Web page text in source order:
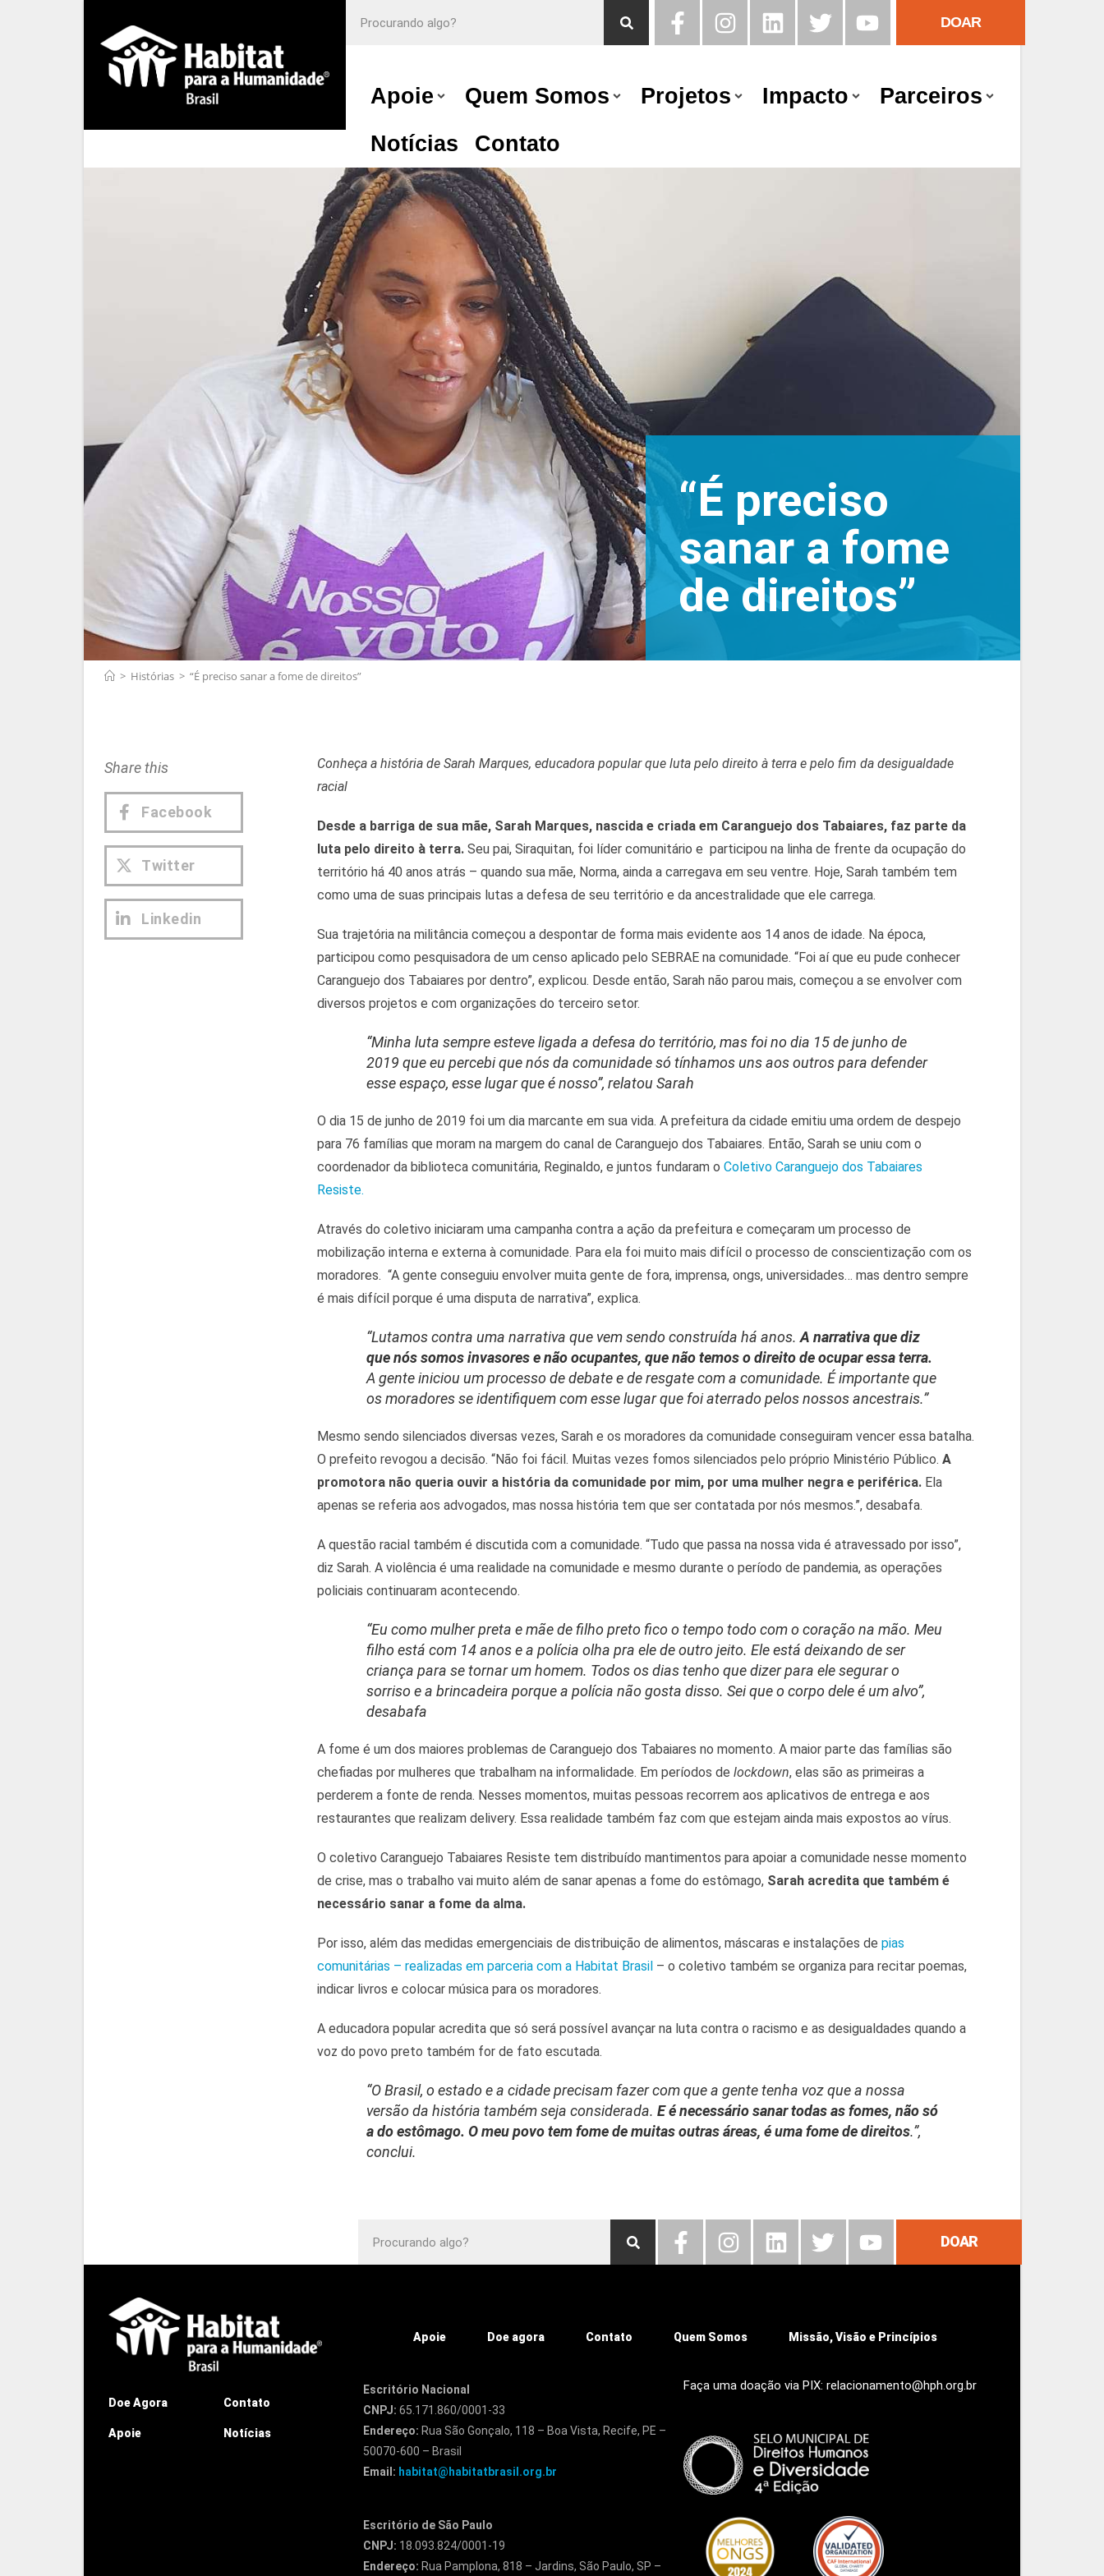
DOAR
Apoie Quem Somos Projetos Impacto
Parceiros
Notícias
Contato
“É preciso
sanar a fome
de direitos”
> Histórias > “É preciso sanar a fome de direitos”
Share this
Facebook
Twitter
Linkedin
Conheça a história de Sarah Marques, educadora popular que luta pelo direito à terra e pelo fim da desigualdade
racial
Desde a barriga de sua mãe, Sarah Marques, nascida e criada em Caranguejo dos Tabaiares, faz parte da
luta pelo direito à terra.Seu pai, Siraquitan, foi líder comunitário e participou na linha de frente da ocupação do
território há 40 anos atrás – quando sua mãe, Norma, ainda a carregava em seu ventre. Hoje, Sarah também tem
como uma de suas principais lutas a defesa de seu território e da ancestralidade que ele carrega.
Sua trajetória na militância começou a despontar de forma mais evidente aos 14 anos de idade. Na época,
participou como pesquisadora de um censo aplicado pelo SEBRAE na comunidade. “Foi aí que eu pude conhecer
Caranguejo dos Tabaiares por dentro”, explicou. Desde então, Sarah não parou mais, começou a se envolver com
diversos projetos e com organizações do terceiro setor.
“Minha luta sempre esteve ligada a defesa do território, mas foi no dia 15 de junho de
2019 que eu percebi que nós da comunidade só tínhamos uns aos outros para defender
esse espaço, esse lugar que é nosso”, relatou Sarah
O dia 15 de junho de 2019 foi um dia marcante em sua vida. A prefeitura da cidade emitiu uma ordem de despejo
para 76 famílias que moram na margem do canal de Caranguejo dos Tabaiares. Então, Sarah se uniu com o
coordenador da biblioteca comunitária, Reginaldo, e juntos fundaram o Coletivo Caranguejo dos Tabaiares
Resiste.
Através do coletivo iniciaram uma campanha contra a ação da prefeitura e começaram um processo de
mobilização interna e externa à comunidade. Para ela foi muito mais difícil o processo de conscientização com os
moradores. “A gente conseguiu envolver muita gente de fora, imprensa, ongs, universidades… mas dentro sempre
é mais difícil porque é uma disputa de narrativa”, explica.
“Lutamos contra uma narrativa que vem sendo construída há anos.A narrativa que diz
que nós somos invasores e não ocupantes, que não temos o direito de ocupar essa terra.
A gente iniciou um processo de debate e de resgate com a comunidade. É importante que
os moradores se identifiquem com esse lugar que foi aterrado pelos nossos ancestrais.”
Mesmo sendo silenciados diversas vezes, Sarah e os moradores da comunidade conseguiram vencer essa batalha.
O prefeito revogou a decisão. “Não foi fácil. Muitas vezes fomos silenciados pelo próprio Ministério Público. A
promotora não queria ouvir a história da comunidade por mim, por uma mulher negra e periférica.Ela
apenas se referia aos advogados, mas nossa história tem que ser contatada por nós mesmos.”, desabafa.
A questão racial também é discutida com a comunidade. “Tudo que passa na nossa vida é atravessado por isso”,
diz Sarah. A violência é uma realidade na comunidade e mesmo durante o período de pandemia, as operações
policiais continuaram acontecendo.
“Eu como mulher preta e mãe de filho preto fico o tempo todo com o coração na mão. Meu
filho está com 14 anos e a polícia olha pra ele de outro jeito. Ele está deixando de ser
criança para se tornar um homem. Todos os dias tenho que dizer para ele segurar o
sorriso e a brincadeira porque a polícia não gosta disso. Sei que o corpo dele é um alvo”,
desabafa
A fome é um dos maiores problemas de Caranguejo dos Tabaiares no momento. A maior parte das famílias são
chefiadas por mulheres que trabalham na informalidade. Em períodos de lockdown, elas são as primeiras a
perderem a fonte de renda. Nesses momentos, muitas pessoas recorrem aos aplicativos de entrega e aos
restaurantes que realizam delivery. Essa realidade também faz com que estejam ainda mais expostos ao vírus.
O coletivo Caranguejo Tabaiares Resiste tem distribuído mantimentos para apoiar a comunidade nesse momento
de crise, mas o trabalho vai muito além de sanar apenas a fome do estômago, Sarah acredita que também é
necessário sanar a fome da alma.
Por isso, além das medidas emergenciais de distribuição de alimentos, máscaras e instalações de pias
comunitárias – realizadas em parceria com a Habitat Brasil– o coletivo também se organiza para recitar poemas,
indicar livros e colocar música para os moradores.
A educadora popular acredita que só será possível avançar na luta contra o racismo e as desigualdades quando a
voz do povo preto também for de fato escutada.
“O Brasil, o estado e a cidade precisam fazer com que a gente tenha voz que a nossa
versão da história também seja considerada. E é necessário sanar todas as fomes, não só
a do estômago. O meu povo tem fome de muitas outras áreas, é uma fome de direitos.”,
conclui.
DOAR
Doe Agora
Apoie
Contato
Notícias
Apoie Doe agora Contato Quem Somos Missão, Visão e Princípios
Escritório Nacional
CNPJ: 65.171.860/0001-33
Endereço: Rua São Gonçalo, 118 – Boa Vista, Recife, PE –
50070-600 – Brasil
Email: habitat@habitatbrasil.org.br
Escritório de São Paulo
CNPJ: 18.093.824/0001-19
Endereço: Rua Pamplona, 818 – Jardins, São Paulo, SP –
Faça uma doação via PIX: relacionamento@hph.org.br